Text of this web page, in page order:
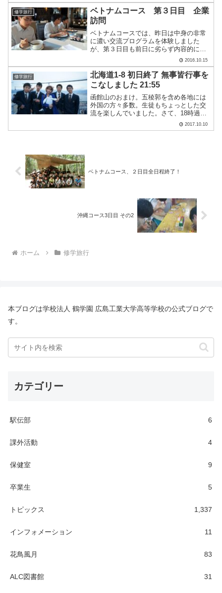
（バスの号車ごと）に教室に分かれ、事
前学習を行いまし.....
修学旅行
ベトナムコース 第３日目 企業
訪問
ベトナムコースでは、昨日は中身の非常
に濃い交流プログラムを体験しました
が、第３日目も前日に劣らず内容的にと
ても濃い体験をしたプログラムでした。
今日の一日を写真とともに振り返ってみ
ましょう。（大竹）３日目の朝食です。
ビュッフェ方式ですが、注文.....
2016.10.15
修学旅行
北海道1-8 初日終了 無事皆行事を
こなしました 21:55
函館山のおまけ。五稜郭を含め各地には
外国の方々多数。生徒もちょっとした交
流を楽しんでいました。さて、18時過ぎ
にホテル・ラビスタ函館ベイに到着。19
時より夕食を頂きました。質量ともに大
2017.10.10
ベトナムコース、２日目全日程終了！
沖縄コース3日目 その2
ホーム 修学旅行
本ブログは学校法人 鶴学園 広島工業大学高等学校の公式ブログで
す。
カテゴリー
駅伝部 6
課外活動 4
保健室 9
卒業生 5
トピックス 1,337
インフォメーション 11
花鳥風月 83
ALC図書館 31